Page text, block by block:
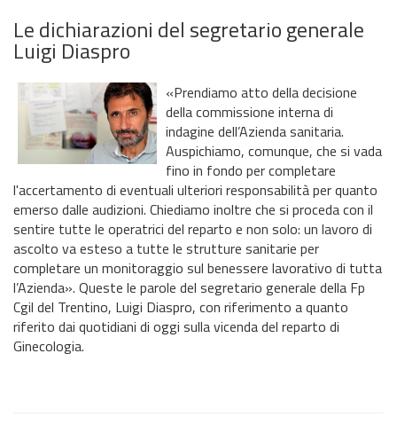
Le dichiarazioni del segretario generale
Luigi Diaspro
«Prendiamo atto della decisione
della commissione interna di
indagine dell’Azienda sanitaria.
Auspichiamo, comunque, che si vada
fino in fondo per completare
l'accertamento di eventuali ulteriori responsabilità per quanto
emerso dalle audizioni. Chiediamo inoltre che si proceda con il
sentire tutte le operatrici del reparto e non solo: un lavoro di
ascolto va esteso a tutte le strutture sanitarie per
completare un monitoraggio sul benessere lavorativo di tutta
l’Azienda». Queste le parole del segretario generale della Fp
Cgil del Trentino, Luigi Diaspro, con riferimento a quanto
riferito dai quotidiani di oggi sulla vicenda del reparto di
Ginecologia.